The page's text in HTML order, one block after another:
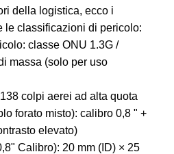
della logistica, ecco i
le classificazioni di pericolo:
classe ONU 1.3G /
massa (solo per uso
colpi aerei ad alta quota
forato misto): calibro 0,8 " +
elevato)
Calibro): 20 mm (ID) × 25